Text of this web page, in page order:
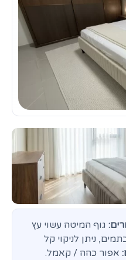
גוף המיטה עשוי עץ
ניתן לניקוי קל
אפור כהה / קאמל.